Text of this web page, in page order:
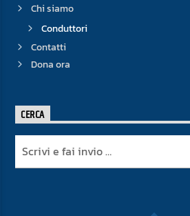
Chi siamo
Conduttori
Contatti
Dona ora
CERCA